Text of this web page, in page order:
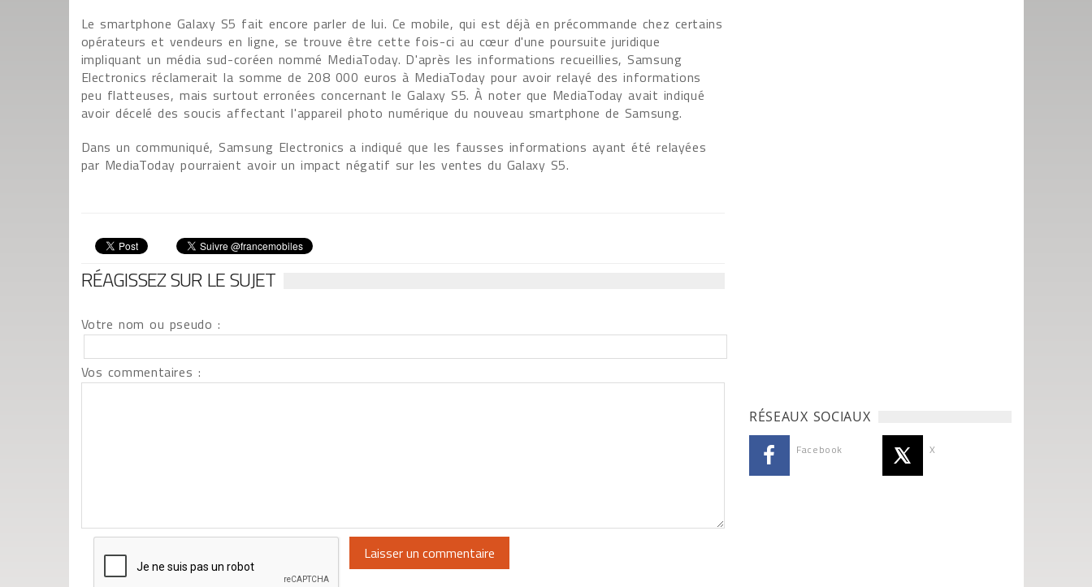
Le smartphone Galaxy S5 fait encore parler de lui. Ce mobile, qui est déjà en précommande chez certains
opérateurs et vendeurs en ligne, se trouve être cette fois-ci au cœur d'une poursuite juridique
impliquant un média sud-coréen nommé MediaToday. D'après les informations recueillies, Samsung
Electronics réclamerait la somme de 208 000 euros à MediaToday pour avoir relayé des informations
peu flatteuses, mais surtout erronées concernant le Galaxy S5. À noter que MediaToday avait indiqué
avoir décelé des soucis affectant l'appareil photo numérique du nouveau smartphone de Samsung.
Dans un communiqué, Samsung Electronics a indiqué que les fausses informations ayant été relayées
par MediaToday pourraient avoir un impact négatif sur les ventes du Galaxy S5.
RÉAGISSEZ SUR LE SUJET
Votre nom ou pseudo :
Vos commentaires :
RÉSEAUX SOCIAUX
Facebook X